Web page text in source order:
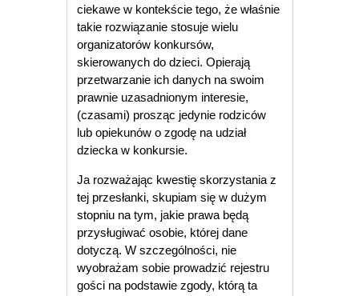
ciekawe w kontekście tego, że właśnie
takie rozwiązanie stosuje wielu
organizatorów konkursów,
skierowanych do dzieci. Opierają
przetwarzanie ich danych na swoim
prawnie uzasadnionym interesie,
(czasami) prosząc jedynie rodziców
lub opiekunów o zgodę na udział
dziecka w konkursie.
Ja rozważając kwestię skorzystania z
tej przesłanki, skupiam się w dużym
stopniu na tym, jakie prawa będą
przysługiwać osobie, której dane
dotyczą. W szczególności, nie
wyobrażam sobie prowadzić rejestru
gości na podstawie zgody, którą ta